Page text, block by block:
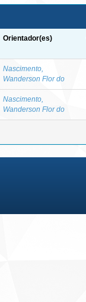
Orientador(es)
Nascimento,
Wanderson Flor do
Nascimento,
Wanderson Flor do